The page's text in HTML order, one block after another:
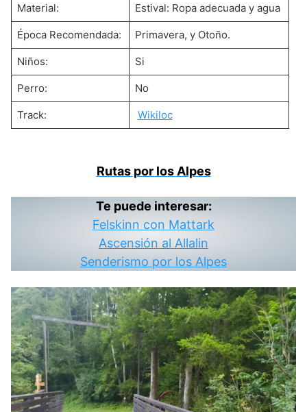
Material: Estival: Ropa adecuada y agua
Época Recomendada: Primavera, y Otoño.
Niños: Si
Perro: No
Track: Wikiloc
Rutas por los Alpes
Te puede interesar:
Felskinn con Mattark
Ascensión al Allalin
Senderismo por los Alpes